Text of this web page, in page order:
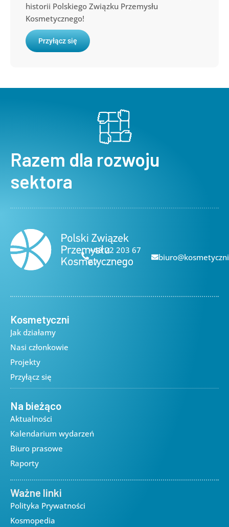
historii Polskiego Związku Przemysłu
Kosmetycznego!
Przyłącz się
Razem dla rozwoju
sektora
+48 22 203 67
67
Kosmetyczni
Jak działamy
Nasi członkowie
Projekty
Przyłącz się
Na bieżąco
Aktualności
Kalendarium wydarzeń
Biuro prasowe
Raporty
Ważne linki
Polityka Prywatności
Kosmopedia